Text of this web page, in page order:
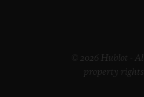
© 2026 Hublot -
property